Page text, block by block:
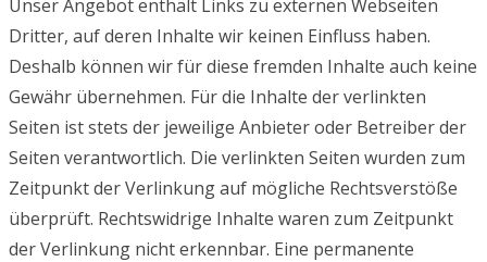
Unser Angebot enthält Links zu externen Webseiten
Dritter, auf deren Inhalte wir keinen Einfluss haben.
Deshalb können wir für diese fremden Inhalte auch keine
Gewähr übernehmen. Für die Inhalte der verlinkten
Seiten ist stets der jeweilige Anbieter oder Betreiber der
Seiten verantwortlich. Die verlinkten Seiten wurden zum
Zeitpunkt der Verlinkung auf mögliche Rechtsverstöße
überprüft. Rechtswidrige Inhalte waren zum Zeitpunkt
der Verlinkung nicht erkennbar. Eine permanente